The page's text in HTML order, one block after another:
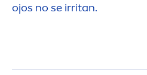
ojos no se irritan.